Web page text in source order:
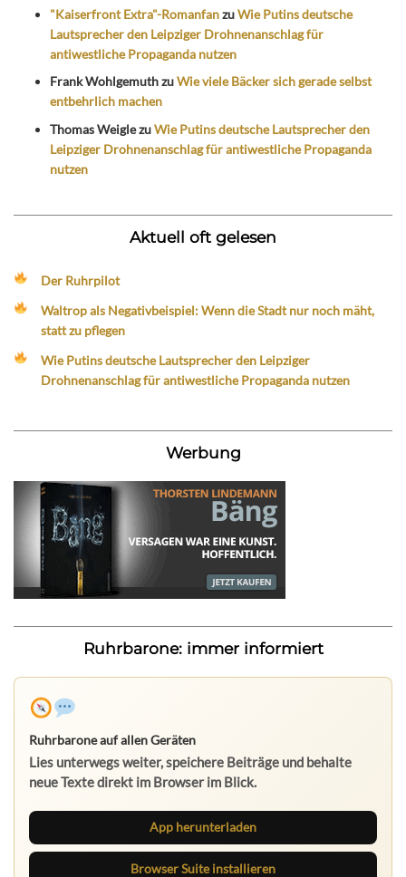
"Kaiserfront Extra"-RomanfanzuWie Putins deutsche
Lautsprecher den Leipziger Drohnenanschlag für
antiwestliche Propaganda nutzen
Frank WohlgemuthzuWie viele Bäcker sich gerade selbst
entbehrlich machen
Thomas WeiglezuWie Putins deutsche Lautsprecher den
Leipziger Drohnenanschlag für antiwestliche Propaganda
nutzen
Aktuell oft gelesen
Der Ruhrpilot
Waltrop als Negativbeispiel: Wenn die Stadt nur noch mäht,
statt zu pflegen
Wie Putins deutsche Lautsprecher den Leipziger
Drohnenanschlag für antiwestliche Propaganda nutzen
Werbung
Ruhrbarone: immer informiert
Ruhrbarone auf allen Geräten
Lies unterwegs weiter, speichere Beiträge und behalte
neue Texte direkt im Browser im Blick.
App herunterladen
Browser Suite installieren